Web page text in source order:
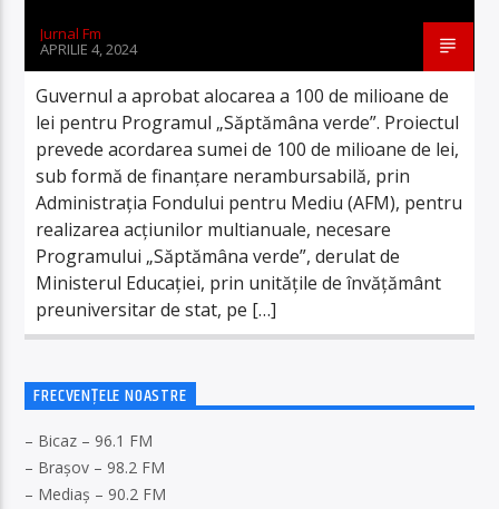
Jurnal Fm
APRILIE 4, 2024
Guvernul a aprobat alocarea a 100 de milioane de
lei pentru Programul „Săptămâna verde”. Proiectul
prevede acordarea sumei de 100 de milioane de lei,
sub formă de finanţare nerambursabilă, prin
Administraţia Fondului pentru Mediu (AFM), pentru
realizarea acţiunilor multianuale, necesare
Programului „Săptămâna verde”, derulat de
Ministerul Educaţiei, prin unităţile de învăţământ
preuniversitar de stat, pe […]
FRECVENȚELE NOASTRE
– Bicaz – 96.1 FM
– Brașov – 98.2 FM
– Mediaș – 90.2 FM